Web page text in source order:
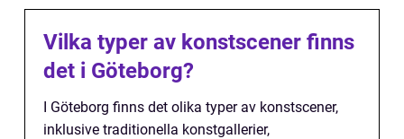
Vilka typer av konstscener finns
det i Göteborg?
I Göteborg finns det olika typer av konstscener,
inklusive traditionella konstgallerier,